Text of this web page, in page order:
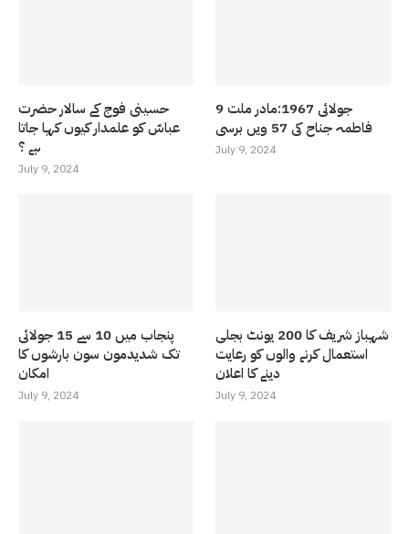
حسینی فوج کے سالار حضرت
عباسّ کو علمدار کیوں کہا جاتا
ہے ؟
July 9, 2024
9 جولائی 1967:مادر ملت
فاطمہ جناح کی 57 ویں برسی
July 9, 2024
پنجاب میں 10 سے 15 جولائی
تک شدیدمون سون بارشوں کا
امکان
July 9, 2024
شہباز شریف کا 200 یونٹ بجلی
استعمال کرنے والوں کو رعایت
دینے کا اعلان
July 9, 2024